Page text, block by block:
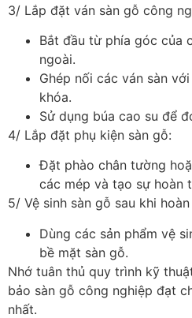
3/ Lắp đặt ván sàn gỗ công
Bắt đầu từ phía góc của
ngoài.
Ghép nối các ván sàn
khóa.
Sử dụng búa cao su để
4/ Lắp đặt phụ kiện sàn gỗ:
Đặt phào chân tường
các mép và tạo sự hoàn
5/ Vệ sinh sàn gỗ sau khi
Dùng các sản phẩm vệ
bề mặt sàn gỗ.
Nhớ tuân thủ quy trình kỹ
bảo sàn gỗ công nghiệp đạt
nhất.